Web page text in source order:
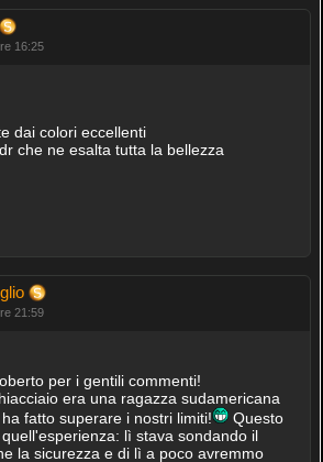
16:25
dai colori eccellenti
che ne esalta tutta la bellezza
21:59
per i gentili commenti!
era una ragazza sudamericana
fatto superare i nostri limiti!
Questo
lì stava sondando il
la sicurezza e di lì a poco avremmo